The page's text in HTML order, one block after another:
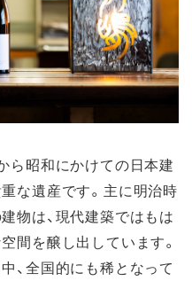
ら昭和にかけての日本建
な遺産です。主に明治時
物は、現代建築ではもは
間を醸し出しています。
、全国的にも稀となって